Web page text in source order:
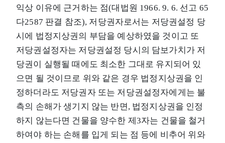
익상 이유에 근거하는 점(대법원 1966. 9. 6. 선고 65
다2587 판결 참조), 저당권자로서는 저당권설정 당
시에 법정지상권의 부담을 예상하였을 것이고 또
저당권설정자는 저당권설정 당시의 담보가치가 저
당권이 실행될 때에도 최소한 그대로 유지되어 있
으면 될 것이므로 위와 같은 경우 법정지상권을 인
정하더라도 저당권자 또는 저당권설정자에게는 불
측의 손해가 생기지 않는 반면, 법정지상권을 인정
하지 않는다면 건물을 양수한 제3자는 건물을 철거
하여야 하는 손해를 입게 되는 점 등에 비추어 위와